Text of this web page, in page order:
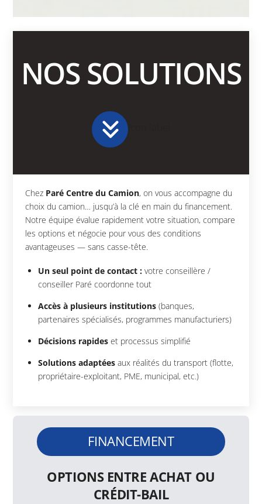
Chez Paré Centre du Camion, on vous accompagne du
choix du camion… jusqu’à la clé en main du financement.
Notre équipe évalue rapidement votre situation, compare
les options et négocie pour vous des conditions
avantageuses — sans casse-tête.
Un seul point de contact :votre conseillère /
conseiller Paré coordonne tout
Accès à plusieurs institutions(banques,
partenaires spécialisés, programmes manufacturiers)
Décisions rapideset processus simplifié
Solutions adaptéesaux réalités du transport (flotte,
propriétaire-exploitant, PME, municipal, etc.)
NOS SOLUTIONS
FINANCEMENT
OPTIONS ENTRE ACHAT OU
CRÉDIT-BAIL